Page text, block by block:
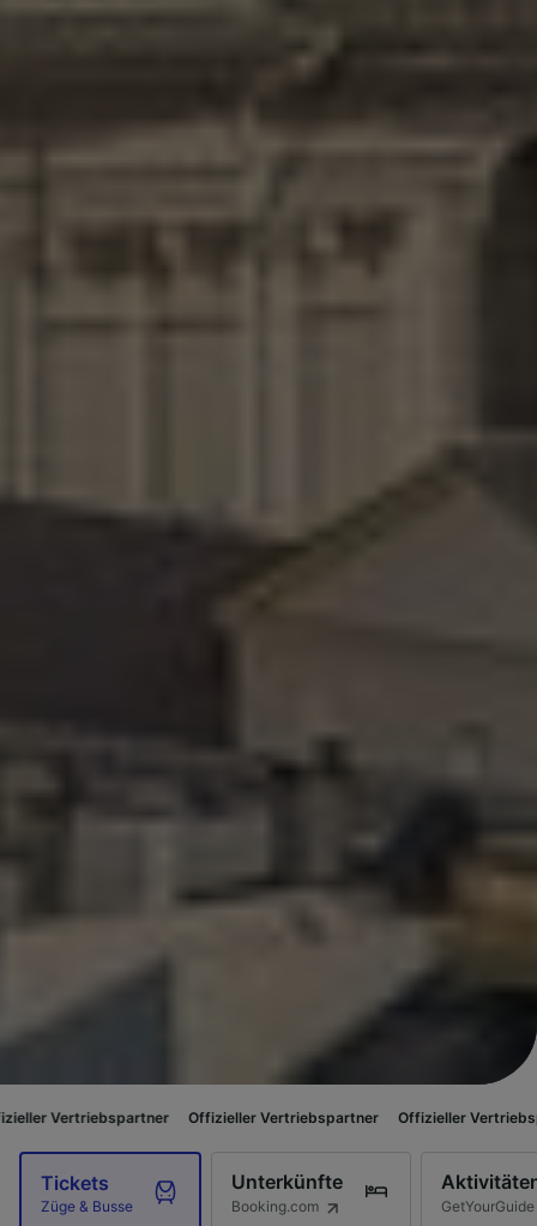
Offizieller Vertriebspartner Offizieller Vertriebspartner
Tickets
Züge & Busse
Unterkünfte
Booking.com GetYourGuide